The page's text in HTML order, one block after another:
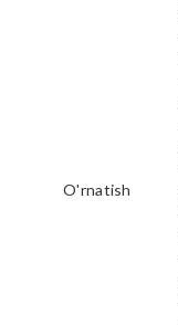
O'rnatish